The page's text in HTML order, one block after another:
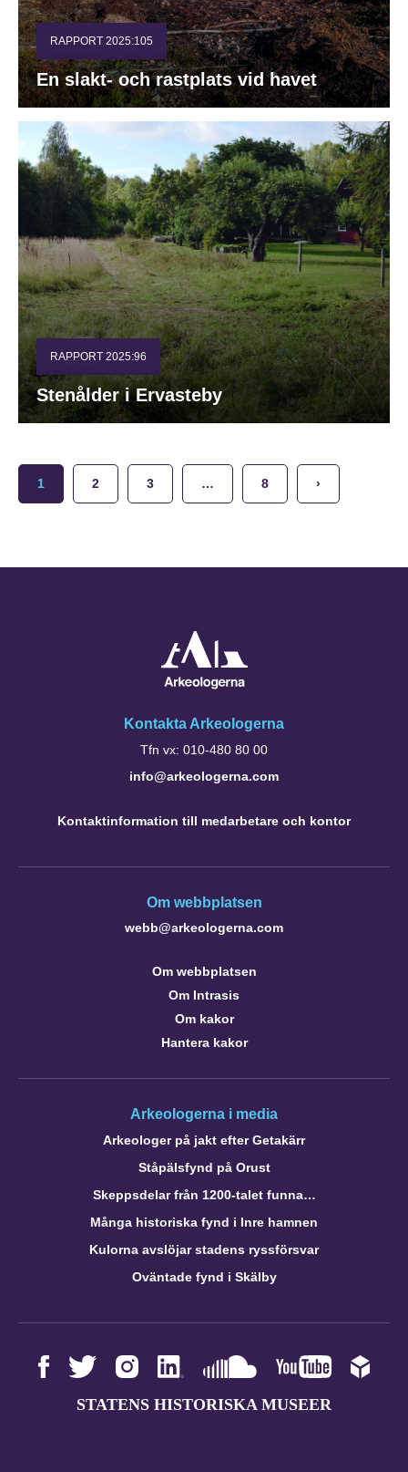
RAPPORT 2025:105
En slakt- och rastplats vid havet
RAPPORT 2025:96
Stenålder i Ervasteby
1 2 3 … 8 ›
Kontakta Arkeologerna
Tfn vx: 010-480 80 00
info@arkeologerna.com
Kontaktinformation till medarbetare och kontor
Om webbplatsen
webb@arkeologerna.com
Om webbplatsen
Om Intrasis
Om kakor
Hantera kakor
Arkeologerna i media
Arkeologer på jakt efter Getakärr
Ståpälsfynd på Orust
Skeppsdelar från 1200-talet funna…
Många historiska fynd i Inre hamnen
Kulorna avslöjar stadens ryssförsvar
Oväntade fynd i Skälby
STATENS HISTORISKA MUSEER